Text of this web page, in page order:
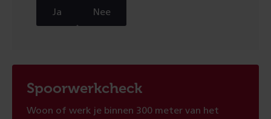
Ja Nee
Spoorwerkcheck
Woon of werk je binnen 300 meter van het